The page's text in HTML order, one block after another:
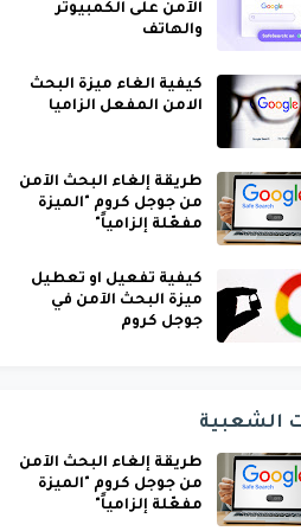
الآمن على الكمبيوتر
والهاتف
كيفية الغاء ميزة البحث
الامن المفعل الزاميا
طريقة إلغاء البحث الآمن
من جوجل كروم "الميزة
مفعّلة إلزامياً"
كيفية تفعيل او تعطيل
ميزة البحث الآمن في
جوجل كروم
الشعبية
طريقة إلغاء البحث الآمن
من جوجل كروم "الميزة
مفعّلة إلزامياً"